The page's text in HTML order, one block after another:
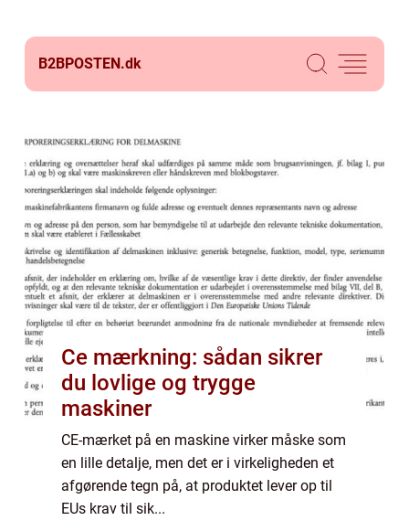
B2BPOSTEN.dk
Ce mærkning: sådan sikrer
du lovlige og trygge
maskiner
CE-mærket på en maskine virker måske som
en lille detalje, men det er i virkeligheden et
afgørende tegn på, at produktet lever op til
EUs krav til sik...